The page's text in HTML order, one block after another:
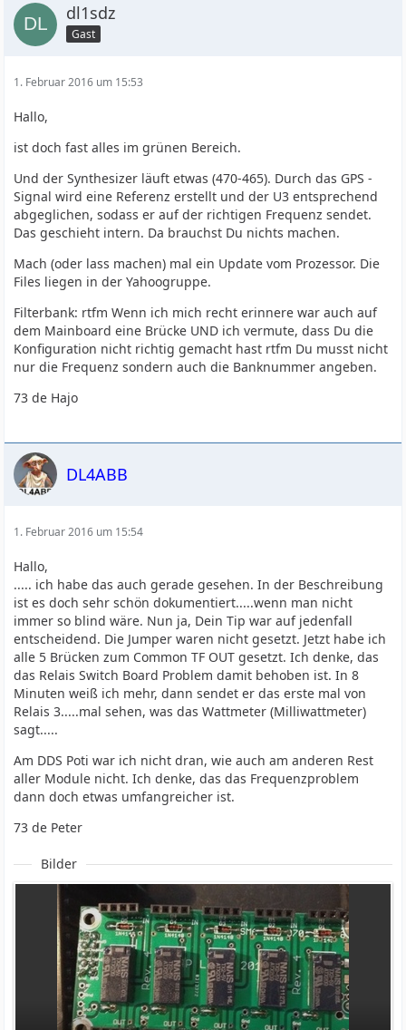
dl1sdz
Gast
1. Februar 2016 um 15:53
Hallo,
ist doch fast alles im grünen Bereich.
Und der Synthesizer läuft etwas (470-465). Durch das GPS -
Signal wird eine Referenz erstellt und der U3 entsprechend
abgeglichen, sodass er auf der richtigen Frequenz sendet.
Das geschieht intern. Da brauchst Du nichts machen.
Mach (oder lass machen) mal ein Update vom Prozessor. Die
Files liegen in der Yahoogruppe.
Filterbank: rtfm Wenn ich mich recht erinnere war auch auf
dem Mainboard eine Brücke UND ich vermute, dass Du die
Konfiguration nicht richtig gemacht hast rtfm Du musst nicht
nur die Frequenz sondern auch die Banknummer angeben.
73 de Hajo
DL4ABB
1. Februar 2016 um 15:54
Hallo,
..... ich habe das auch gerade gesehen. In der Beschreibung
ist es doch sehr schön dokumentiert.....wenn man nicht
immer so blind wäre. Nun ja, Dein Tip war auf jedenfall
entscheidend. Die Jumper waren nicht gesetzt. Jetzt habe ich
alle 5 Brücken zum Common TF OUT gesetzt. Ich denke, das
das Relais Switch Board Problem damit behoben ist. In 8
Minuten weiß ich mehr, dann sendet er das erste mal von
Relais 3.....mal sehen, was das Wattmeter (Milliwattmeter)
sagt.....
Am DDS Poti war ich nicht dran, wie auch am anderen Rest
aller Module nicht. Ich denke, das das Frequenzproblem
dann doch etwas umfangreicher ist.
73 de Peter
Bilder